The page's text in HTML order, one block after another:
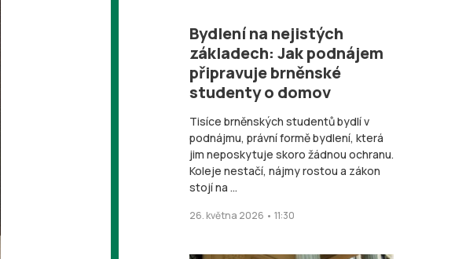
Bydlení na nejistých
základech: Jak podnájem
připravuje brněnské
studenty o domov
Tisíce brněnských studentů bydlí v
podnájmu, právní formě bydlení, která
jim neposkytuje skoro žádnou ochranu.
Koleje nestačí, nájmy rostou a zákon
stojí na ...
26. května 2026 • 11:30